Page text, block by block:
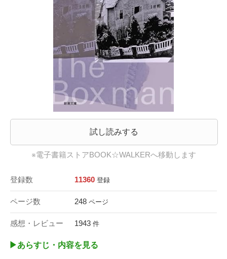
試し読みする
※電子書籍ストアBOOK☆WALKERへ移動します
登録数 11360 登録
ページ数 248 ページ
感想・レビュー 1943 件
▶︎あらすじ・内容を見る